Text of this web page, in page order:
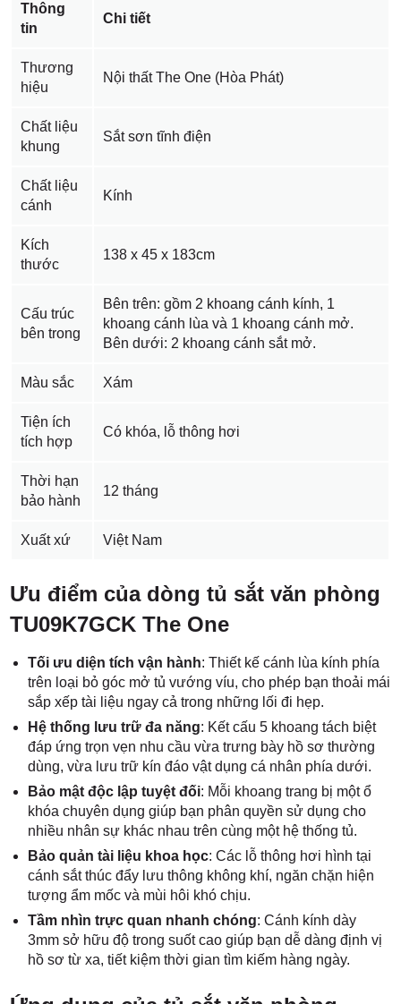
Thông
tin
Chi tiết
Thương
hiệu
Nội thất The One (Hòa Phát)
Chất liệu
khung
Sắt sơn tĩnh điện
Chất liệu
cánh
Kính
Kích
thước
138 x 45 x 183cm
Cấu trúc
bên trong
Bên trên: gồm 2 khoang cánh kính, 1
khoang cánh lùa và 1 khoang cánh mở.
Bên dưới: 2 khoang cánh sắt mở.
Màu sắc Xám
Tiện ích
tích hợp
Có khóa, lỗ thông hơi
Thời hạn
bảo hành
12 tháng
Xuất xứ Việt Nam
Ưu điểm của dòng tủ sắt văn phòng
TU09K7GCK The One
Tối ưu diện tích vận hành: Thiết kế cánh lùa kính phía
trên loại bỏ góc mở tủ vướng víu, cho phép bạn thoải mái
sắp xếp tài liệu ngay cả trong những lối đi hẹp.
Hệ thống lưu trữ đa năng: Kết cấu 5 khoang tách biệt
đáp ứng trọn vẹn nhu cầu vừa trưng bày hồ sơ thường
dùng, vừa lưu trữ kín đáo vật dụng cá nhân phía dưới.
Bảo mật độc lập tuyệt đối: Mỗi khoang trang bị một ổ
khóa chuyên dụng giúp bạn phân quyền sử dụng cho
nhiều nhân sự khác nhau trên cùng một hệ thống tủ.
Bảo quản tài liệu khoa học: Các lỗ thông hơi hình tại
cánh sắt thúc đẩy lưu thông không khí, ngăn chặn hiện
tượng ẩm mốc và mùi hôi khó chịu.
Tầm nhìn trực quan nhanh chóng: Cánh kính dày
3mm sở hữu độ trong suốt cao giúp bạn dễ dàng định vị
hồ sơ từ xa, tiết kiệm thời gian tìm kiếm hàng ngày.